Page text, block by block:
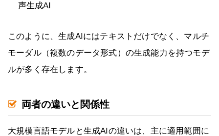
声生成AI
このように、生成AIにはテキストだけでなく、マルチ
モーダル（複数のデータ形式）の生成能力を持つモデ
ルが多く存在します。
両者の違いと関係性
大規模言語モデルと生成AIの違いは、主に適用範囲に